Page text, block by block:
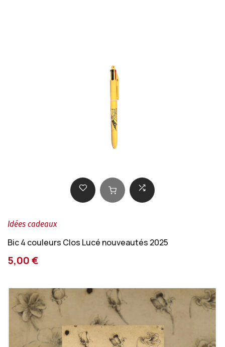
Idées cadeaux
Bic 4 couleurs Clos Lucé nouveautés 2025
5,00 €